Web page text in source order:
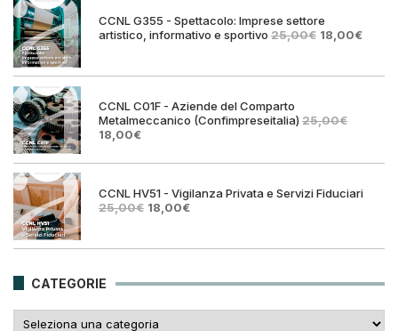
CCNL G355 - Spettacolo: Imprese settore
artistico, informativo e sportivo 25,00€ Il
era:
18,00€Il
è:
CCNL C01F - Aziende del Comparto
Metalmeccanico (Confimpreseitalia) 25,00€
Il
originale
25,00€.
18,00€Il
attuale
18,00€.
CCNL HV51 - Vigilanza Privata e Servizi Fiduciari
25,00€ Il
era:
18,00€Il
è:
CATEGORIE